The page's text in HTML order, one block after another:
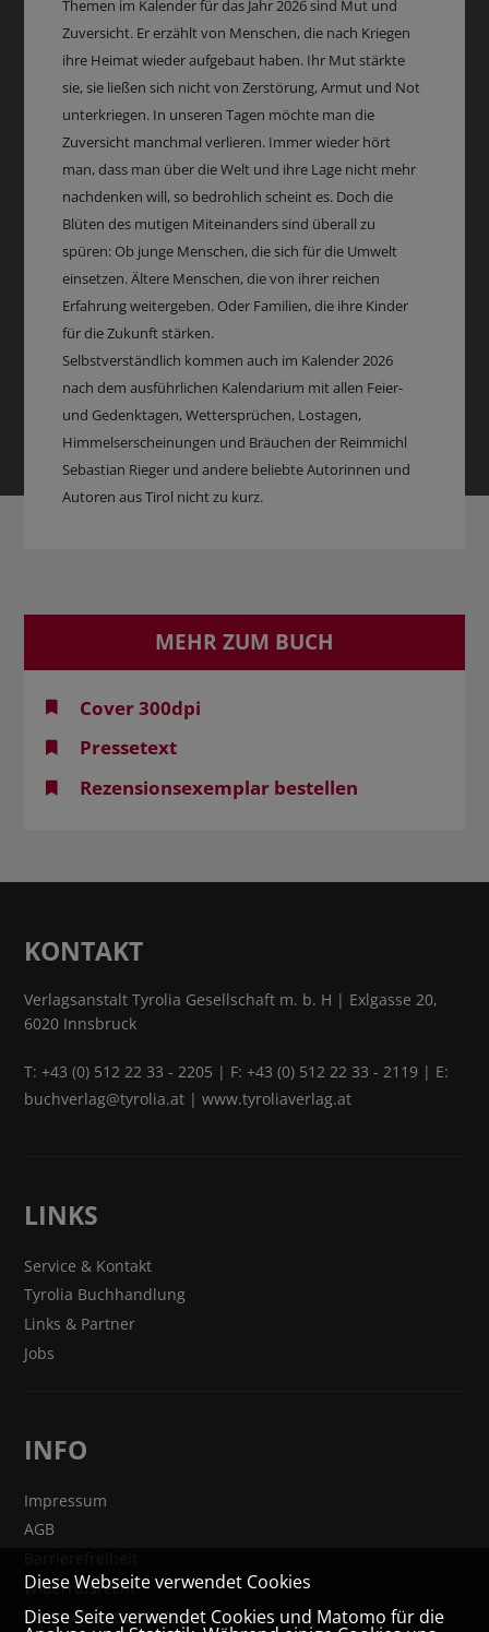
Themen im Kalender für das Jahr 2026 sind Mut und
Zuversicht. Er erzählt von Menschen, die nach Kriegen
ihre Heimat wieder aufgebaut haben. Ihr Mut stärkte
sie, sie ließen sich nicht von Zerstörung, Armut und Not
unterkriegen. In unseren Tagen möchte man die
Zuversicht manchmal verlieren. Immer wieder hört
man, dass man über die Welt und ihre Lage nicht mehr
nachdenken will, so bedrohlich scheint es. Doch die
Blüten des mutigen Miteinanders sind überall zu
spüren: Ob junge Menschen, die sich für die Umwelt
einsetzen. Ältere Menschen, die von ihrer reichen
Erfahrung weitergeben. Oder Familien, die ihre Kinder
für die Zukunft stärken.
Selbstverständlich kommen auch im Kalender 2026
nach dem ausführlichen Kalendarium mit allen Feier-
und Gedenktagen, Wettersprüchen, Lostagen,
Himmelserscheinungen und Bräuchen der Reimmichl
Sebastian Rieger und andere beliebte Autorinnen und
Autoren aus Tirol nicht zu kurz.
MEHR ZUM BUCH
Cover 300dpi
Pressetext
Rezensionsexemplar bestellen
KONTAKT
Verlagsanstalt Tyrolia Gesellschaft m. b. H | Exlgasse 20,
6020 Innsbruck
T:+43 (0) 512 22 33 - 2205 | F: +43 (0) 512 22 33 - 2119 | E:
buchverlag@tyrolia.at |www.tyroliaverlag.at
LINKS
Service & Kontakt
Tyrolia Buchhandlung
Links & Partner
Jobs
INFO
Impressum
AGB
Widerrufsrecht
VERTRAG WIDERRUFEN
Diese Webseite verwendet Cookies
Diese Seite verwendet Cookies und Matomo für die